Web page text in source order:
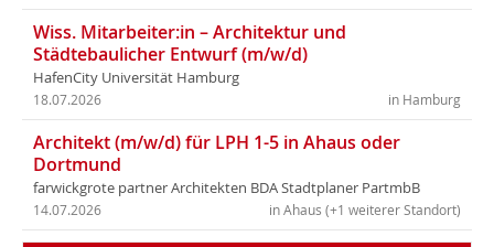
Wiss. Mitarbeiter:in – Architektur und
Städtebaulicher Entwurf (m/w/d)
HafenCity Universität Hamburg
in Hamburg
18.07.2026
Architekt (m/w/d) für LPH 1-5 in Ahaus oder
Dortmund
farwickgrote partner Architekten BDA Stadtplaner PartmbB
in Ahaus (+1 weiterer Standort)
14.07.2026